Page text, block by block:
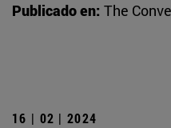
Publicado en: The
16 | 02 | 2024